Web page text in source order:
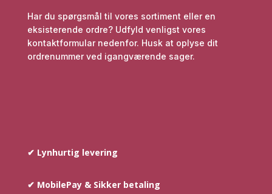
Har du spørgsmål til vores sortiment eller en
eksisterende ordre? Udfyld venligst vores
kontaktformular nedenfor. Husk at oplyse dit
ordrenummer ved igangværende sager.
✔ Lynhurtig levering
✔ MobilePay & Sikker betaling